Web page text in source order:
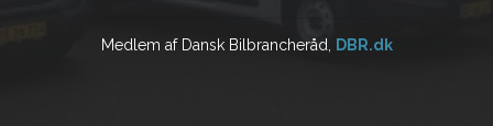
Medlem af Dansk Bilbrancheråd, DBR.dk